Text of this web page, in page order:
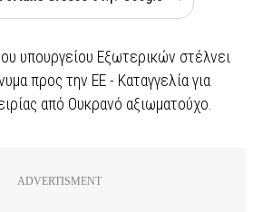
υπουργείου Εξωτερικών στέλνει
προς την ΕE - Καταγγελία για
από Ουκρανό αξιωματούχο.